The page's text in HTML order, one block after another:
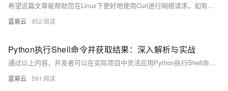
希望这篇文章能帮助您在Linux下更好地使用Curl进行网络请求。如有疑问，请随时提问！
蓝易云 952
Python执行Shell命令并获取结果：深入解析与实战
通过以上内容，开发者可以在实际项目中灵活应用Python执行Shell命令，实现各种自动化任务，提高开发和运维效率。
蓝易云 591